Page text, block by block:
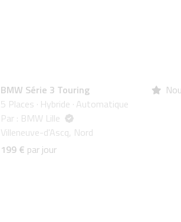
BMW Série 3 Touring
5 Places · Hybride · Automatique
Par : BMW Lille
Villeneuve-d'Ascq, Nord
199 € par jour